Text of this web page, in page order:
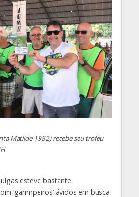
Matilde 1982) recebe seu troféu
esteve bastante
‘garimpeiros’ ávidos em busca